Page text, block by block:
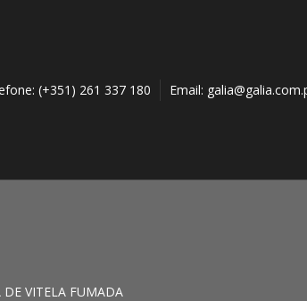
(+351) 261 337 180 Email:
DE VITELA FUMADA